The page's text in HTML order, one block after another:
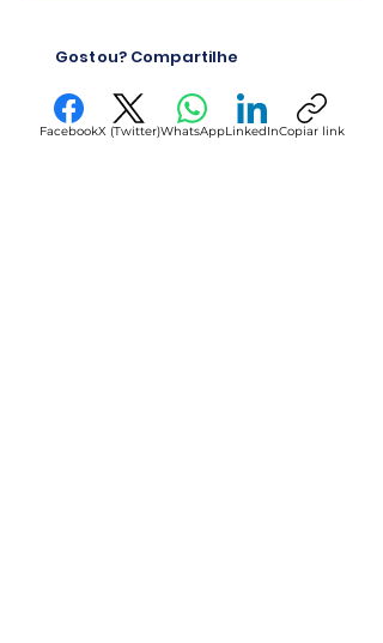
Adequando sua Empresa
na lei: Lisura Fiscal
Gostou? Compartilhe
FacebookX (Twitter)WhatsAppLinkedInCopiar link